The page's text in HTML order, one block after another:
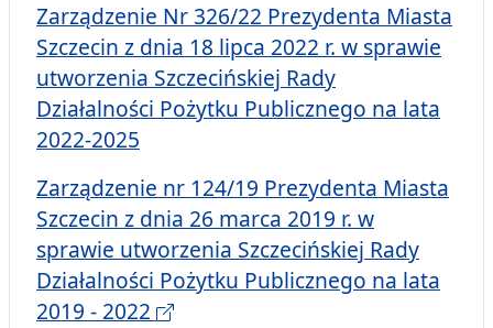
Zarządzenie Nr 326/22 Prezydenta Miasta
Szczecin z dnia 18 lipca 2022 r. w sprawie
utworzenia Szczecińskiej Rady
Działalności Pożytku Publicznego na lata
2022-2025
Zarządzenie nr 124/19 Prezydenta Miasta
Szczecin z dnia 26 marca 2019 r. w
sprawie utworzenia Szczecińskiej Rady
Działalności Pożytku Publicznego na lata
2019 - 2022